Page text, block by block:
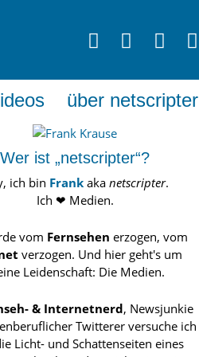
über netscripter
Wer ist „netscripter“?
ich bin Frankaka netscripter.
Ich ❤ Medien.
vom Fernsehen erzogen, vom
verzogen. Und hier geht's um
Leidenschaft: Die Medien.
& Internetnerd, Newsjunkie
Twitterer versuche ich
Licht- und Schattenseiten eines